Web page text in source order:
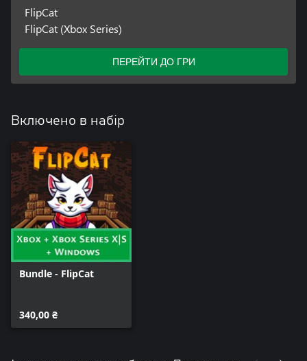
FlipCat
FlipCat (Xbox Series)
ПЕРЕЙТИ ДО ГРИ
Включено в набір
Bundle - FlipCat
340,00 ₴